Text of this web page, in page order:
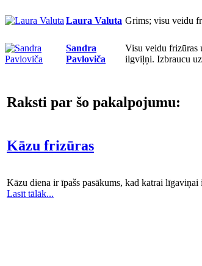
Laura Valuta Grims; visu veidu
Sandra
Pavloviča
Visu veidu frizūras
ilgviļņi. Izbraucu
Raksti par šo pakalpojumu:
Kāzu frizūras
Kāzu diena ir īpašs pasākums, kad katrai
Lasīt tālāk...